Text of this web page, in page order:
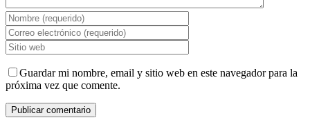
Guardar mi nombre, email y sitio web en este navegador para la
próxima vez que comente.